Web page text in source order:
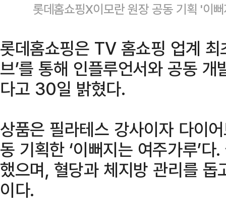
롯데홈쇼핑X이모란 원장 공동 기획 '이
롯데홈쇼핑은 TV 홈쇼핑 업계 최
브’를 통해 인플루언서와 공동
다고 30일 밝혔다.
상품은 필라테스 강사이자 다이
동 기획한 ‘이뻐지는 여주가루’
했으며, 혈당과 체지방 관리를
이다.